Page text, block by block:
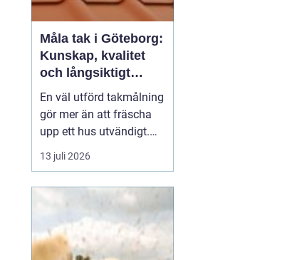
Måla tak i Göteborg:
Kunskap, kvalitet
och långsiktigt
skydd vid
takmålning i
Göteborg
En väl utförd takmålning
gör mer än att fräscha
upp ett hus utvändigt.
Den förlänger takets
livslängd, skyddar mot
spara stora pengar på
sikt. I en kuststad som
Göteb...
13 juli 2026